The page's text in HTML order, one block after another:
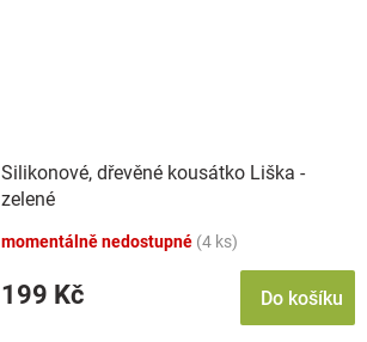
Silikonové, dřevěné kousátko Liška -
zelené
momentálně nedostupné (4 ks)
199 Kč Do košíku